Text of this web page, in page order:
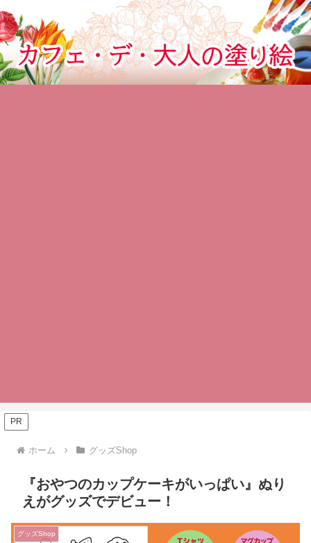
カフェでぬりえをする気分のぬりえサイト
PR
ホーム グッズShop
『おやつのカップケーキがいっぱい』ぬり
えがグッズでデビュー！
グッズShop